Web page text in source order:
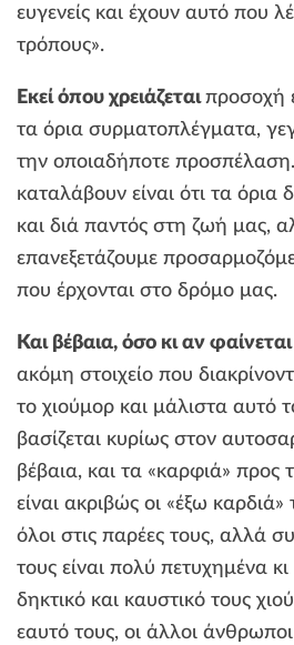
ευγενείς και έχουν αυτό που
τρόπους».
Εκεί όπου χρειάζεταιπροσοχή
τα όρια συρματοπλέγματα,
την οποιαδήποτε
καταλάβουν είναι ότι τα όρια
και διά παντός στη ζωή μας,
επανεξετάζουμε
που έρχονται στο δρόμο μας.
Και βέβαια, όσο κι αν
ακόμη στοιχείο που
το χιούμορ και μάλιστα αυτό
βασίζεται κυρίως στον
βέβαια, και τα «καρφιά» προς
είναι ακριβώς οι «έξω
όλοι στις παρέες τους, αλλά
τους είναι πολύ πετυχημένα
δηκτικό και καυστικό τους
εαυτό τους, οι άλλοι